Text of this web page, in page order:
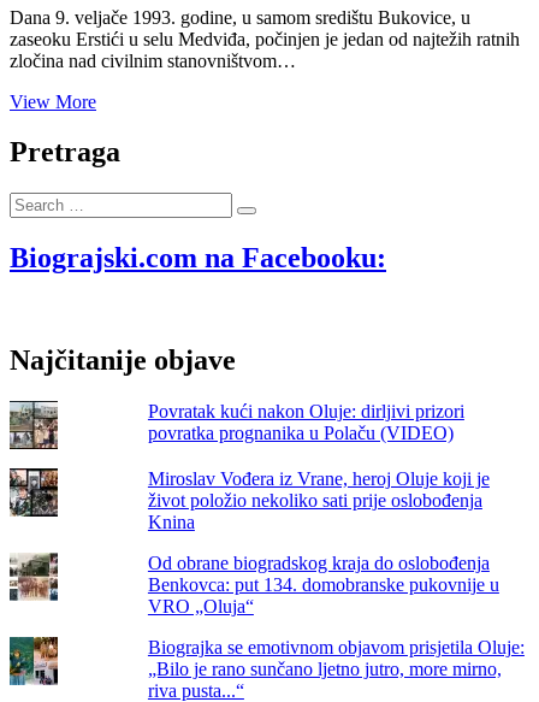
Dana 9. veljače 1993. godine, u samom središtu Bukovice, u
zaseoku Erstići u selu Medviđa, počinjen je jedan od najtežih ratnih
zločina nad civilnim stanovništvom…
View MoreMedviđa
33.
obljetnica
uz
nazočnost
Milanovića
Pretraga
Search
…
Biograjski.com na Facebooku:
Najčitanije objave
Povratak kući nakon Oluje: dirljivi prizori
povratka prognanika u Polaču (VIDEO)
Miroslav Vođera iz Vrane, heroj Oluje koji je
život položio nekoliko sati prije oslobođenja
Knina
Od obrane biogradskog kraja do oslobođenja
Benkovca: put 134. domobranske pukovnije u
VRO „Oluja“
Biograjka se emotivnom objavom prisjetila Oluje:
„Bilo je rano sunčano ljetno jutro, more mirno,
riva pusta...“